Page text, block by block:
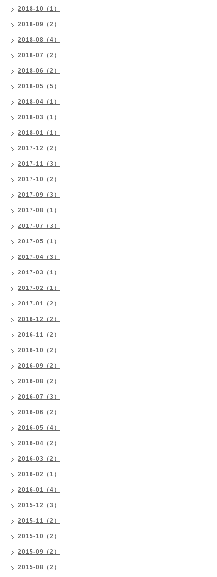
2018-10（1）
2018-09（2）
2018-08（4）
2018-07（2）
2018-06（2）
2018-05（5）
2018-04（1）
2018-03（1）
2018-01（1）
2017-12（2）
2017-11（3）
2017-10（2）
2017-09（3）
2017-08（1）
2017-07（3）
2017-05（1）
2017-04（3）
2017-03（1）
2017-02（1）
2017-01（2）
2016-12（2）
2016-11（2）
2016-10（2）
2016-09（2）
2016-08（2）
2016-07（3）
2016-06（2）
2016-05（4）
2016-04（2）
2016-03（2）
2016-02（1）
2016-01（4）
2015-12（3）
2015-11（2）
2015-10（2）
2015-09（2）
2015-08（2）